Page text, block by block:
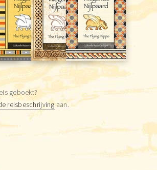
geboekt?
reisbeschrijvingaan.